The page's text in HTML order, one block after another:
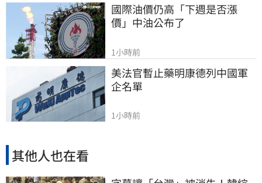
國際油價仍高「下週是否漲
價」中油公布了
1小時前
美法官暫止藥明康德列中國軍
企名單
1小時前
其他人也在看